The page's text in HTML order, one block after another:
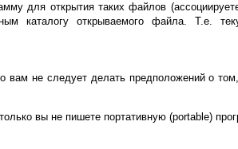
для открытия таких файлов
каталогу открываемого файла. Т.е.
вам не следует делать предположений о
только вы не пишете портативную (portable)